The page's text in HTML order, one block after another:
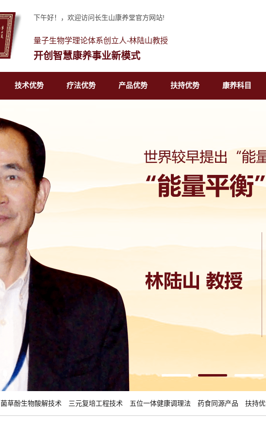
下午好！，欢迎访问长生山康养堂官方网站!
量子生物学理论体系创立人-林陆山教授
开创智慧康养事业新模式
技术优势 疗法优势 产品优势 扶持优势 康养科目
菌草酚生物酸解技术 三元复培工程技术 五位一体健康调理法 药食同源产品 扶持